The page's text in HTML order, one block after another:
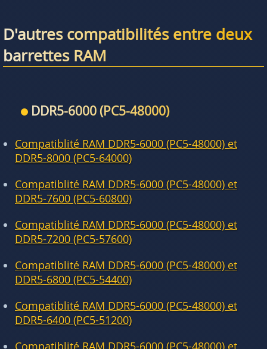
D'autres compatibilités entre deux
barrettes RAM
DDR5-6000 (PC5-48000)
Compatiblité RAM DDR5-6000 (PC5-48000) et
DDR5-8000 (PC5-64000)
Compatiblité RAM DDR5-6000 (PC5-48000) et
DDR5-7600 (PC5-60800)
Compatiblité RAM DDR5-6000 (PC5-48000) et
DDR5-7200 (PC5-57600)
Compatiblité RAM DDR5-6000 (PC5-48000) et
DDR5-6800 (PC5-54400)
Compatiblité RAM DDR5-6000 (PC5-48000) et
DDR5-6400 (PC5-51200)